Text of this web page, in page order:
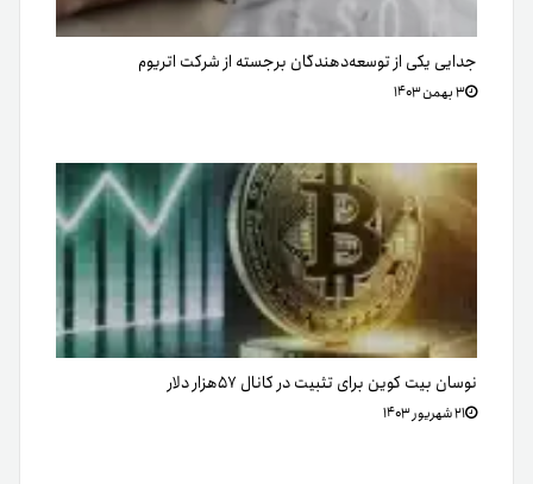
جدایی یکی از توسعه‌دهندگان برجسته از شرکت اتریوم
۳ بهمن ۱۴۰۳
نوسان بیت کوین برای تثبیت در کانال ۵۷هزار دلار
۲۱ شهریور ۱۴۰۳